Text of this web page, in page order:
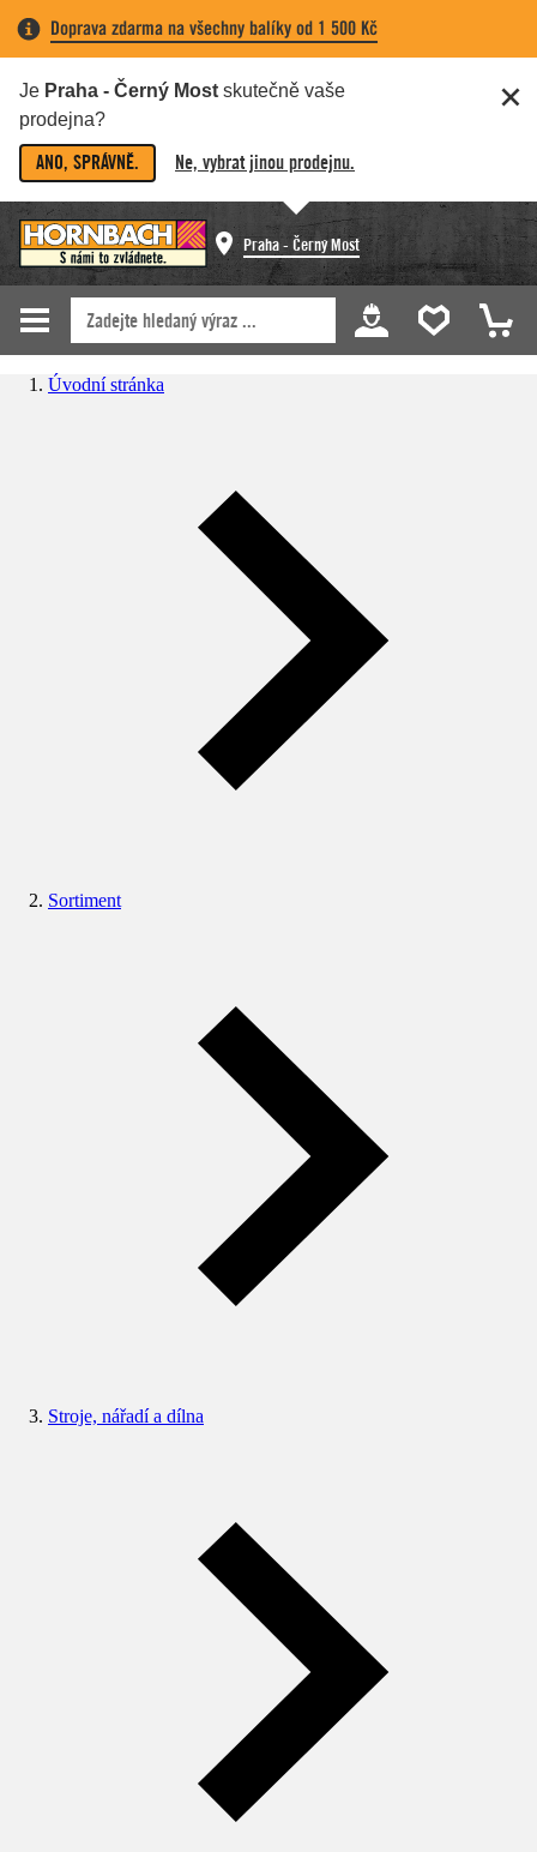
Doprava zdarma na všechny balíky od 1 500 Kč
Je Praha - Černý Most skutečně vaše
prodejna?
ANO, SPRÁVNĚ. Ne, vybrat jinou prodejnu.
Praha - Černý Most
Úvodní stránka
Sortiment
Stroje, nářadí a dílna